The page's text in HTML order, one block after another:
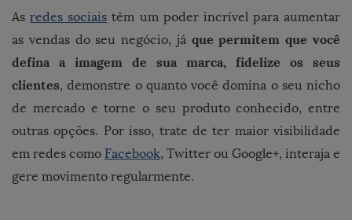
Asredes sociais têm um poder incrível para aumentar
as vendas do seu negócio, já que permitem que você
defina a imagem de sua marca, fidelize os seus
clientes, demonstre o quanto você domina o seu nicho
de mercado e torne o seu produto conhecido, entre
outras opções. Por isso, trate de ter maior visibilidade
em redes como Facebook, Twitter ou Google+, interaja e
gere movimento regularmente.